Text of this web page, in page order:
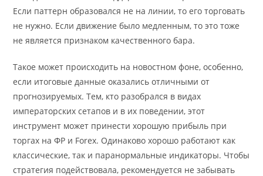
Если паттерн образовался не на линии, то его торговать
не нужно. Если движение было медленным, то это тоже
не является признаком качественного бара.
Такое может происходить на новостном фоне, особенно,
если итоговые данные оказались отличными от
прогнозируемых. Тем, кто разобрался в видах
императорских сетапов и в их поведении, этот
инструмент может принести хорошую прибыль при
торгах на ФР и Forex. Одинаково хорошо работают как
классические, так и паранормальные индикаторы. Чтобы
стратегия подействовала, рекомендуется не забывать